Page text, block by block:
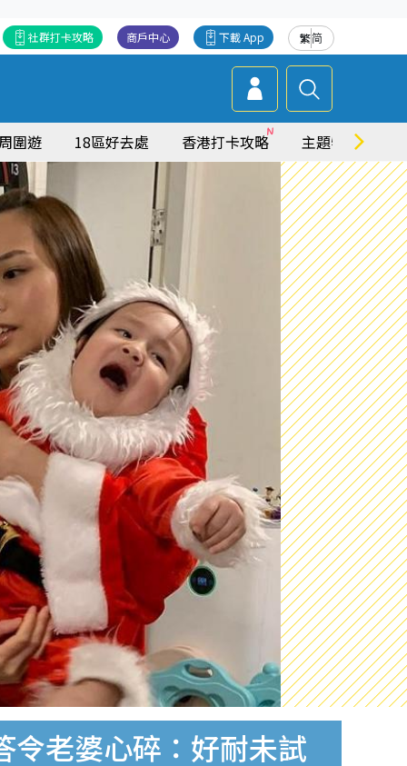
繁简
下載 App
商戶中心
社群打卡攻略
圍遊 18區好去處 香港打卡攻略 主題特集
令老婆心碎：好耐未試